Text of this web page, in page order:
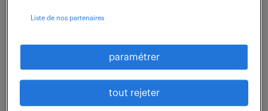
TECHNICO-COMMERCIAL (F/H)
Liste de nos partenaires
paramétrer
tout rejeter